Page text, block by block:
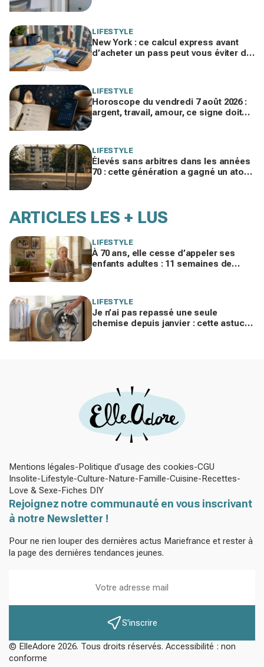
LIFESTYLE
New York : ce calcul express avant
d’acheter un pass peut vous éviter de
LIFESTYLE
Horoscope du vendredi 7 août 2026 :
argent, travail, amour, ce signe doit
LIFESTYLE
Élevés sans arbitres dans les années
70 : cette génération a gagné un atout
ARTICLES LES + LUS
LIFESTYLE
À 70 ans, elle cesse d’appeler ses
enfants adultes : 11 semaines de
LIFESTYLE
Je n’ai pas repassé une seule
chemise depuis janvier : cette astuce
Mentions légales Politique d’usage des cookies CGU
Insolite Lifestyle Culture Nature Famille Cuisine Recettes
Love & Sexe Fiches DIY
Rejoignez notre communauté en vous inscrivant
à notre Newsletter !
Pour ne rien louper des dernières actus Mariefrance et rester à
la page des dernières tendances jeunes.
S'inscrire
© ElleAdore 2026. Tous droits réservés. Accessibilité : non
conforme